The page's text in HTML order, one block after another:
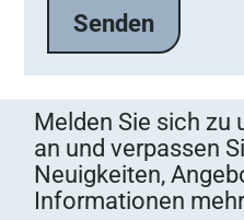
a
s
s
e
d
i
e
Melden Sie sich
an und verpassen
Neuigkeiten,
Informationen